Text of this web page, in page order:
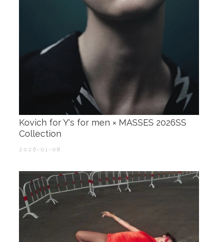
Kovich for Y's for men × MASSES 2026SS
Collection
2026-01-08